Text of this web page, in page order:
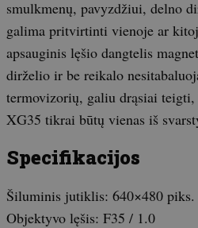
smulkmenų, pavyzdžiui, delno
galima pritvirtinti vienoje ar
apsauginis lęšio dangtelis
dirželio ir be reikalo
termovizorių, galiu drąsiai
XG35 tikrai būtų vienas iš
Specifikacijos
Šiluminis jutiklis: 640×480 piks.
Objektyvo lęšis: F35 / 1.0